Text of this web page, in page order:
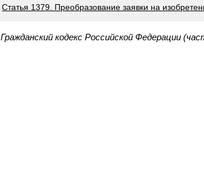
Статья 1379. Преобразование заявки на
Гражданский кодекс Российской Федерации